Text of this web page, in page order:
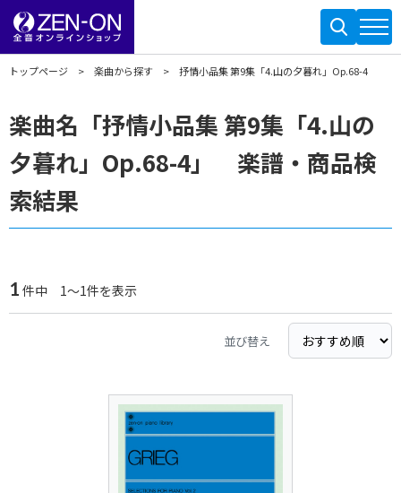
トップページ 楽曲から探す 抒情小品集 第9集「4.山の夕暮れ」Op.68-4
楽曲名「抒情小品集 第9集「4.山の
夕暮れ」Op.68-4」 楽譜・商品検
索結果
1 件中 1～1件を表示
並び替え